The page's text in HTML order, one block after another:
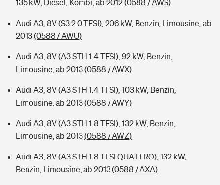
135 kW, Diesel, Kombi, ab 2012(0588 / AWS)
Audi A3, 8V (S3 2.0 TFSI), 206 kW, Benzin, Limousine, ab
2013(0588 / AWU)
Audi A3, 8V (A3 STH 1.4 TFSI), 92 kW, Benzin,
Limousine, ab 2013(0588 / AWX)
Audi A3, 8V (A3 STH 1.4 TFSI), 103 kW, Benzin,
Limousine, ab 2013(0588 / AWY)
Audi A3, 8V (A3 STH 1.8 TFSI), 132 kW, Benzin,
Limousine, ab 2013(0588 / AWZ)
Audi A3, 8V (A3 STH 1.8 TFSI QUATTRO), 132 kW,
Benzin, Limousine, ab 2013(0588 / AXA)